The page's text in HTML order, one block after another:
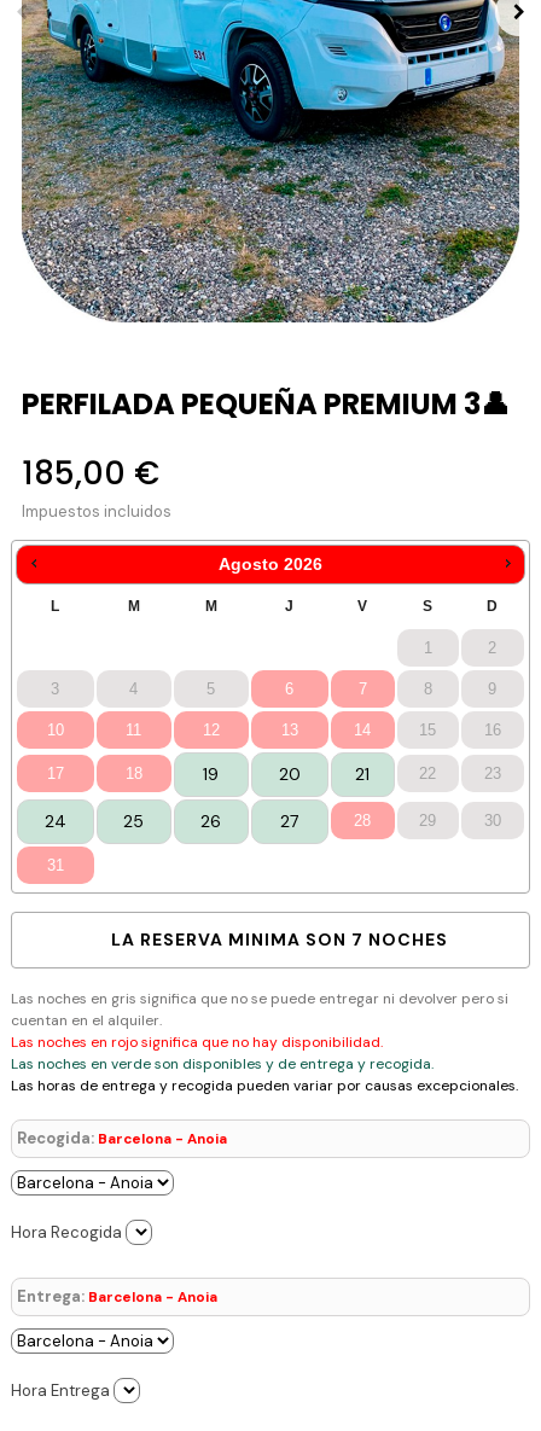
PERFILADA PEQUEÑA PREMIUM 3👤
185,00 €
Impuestos incluidos
Agosto 2026
1 2
3 4 5 6 7 8 9
10 11 12 13 14 15 16
17 18 19 20 21 22 23
24 25 26 27 28 29 30
31
LA RESERVA MINIMA SON 7 NOCHES
Las noches en gris significa que no se puede entregar ni devolver pero si
cuentan en el alquiler.
Las noches en rojo significa que no hay disponibilidad.
Las noches en verde son disponibles y de entrega y recogida.
Las horas de entrega y recogida pueden variar por causas excepcionales.
Recogida: Barcelona - Anoia
Hora Recogida
Entrega: Barcelona - Anoia
Hora Entrega